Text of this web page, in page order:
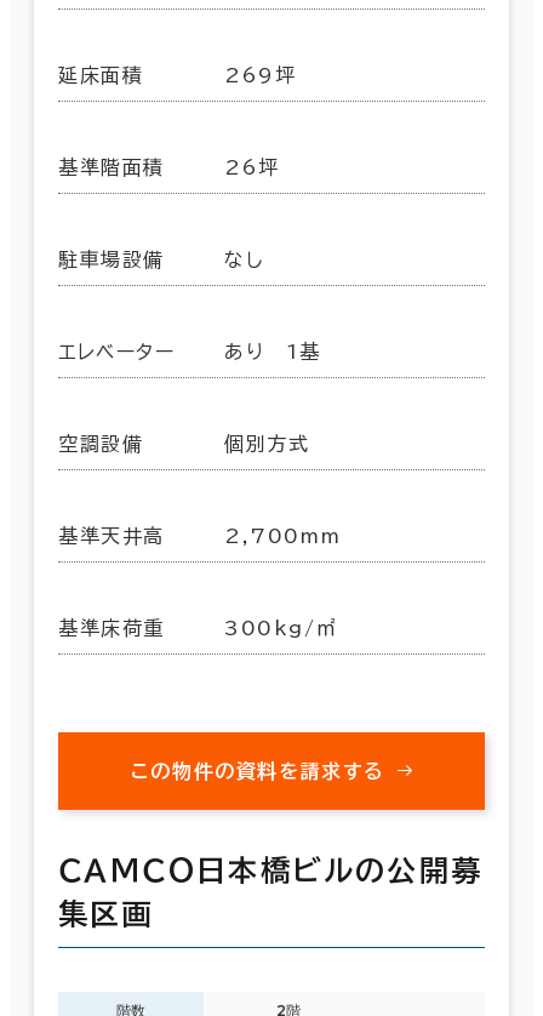
延床面積 269坪
基準階面積 26坪
駐車場設備 なし
エレベーター あり 1基
空調設備 個別方式
基準天井高 2,700mm
基準床荷重 300kg/㎡
この物件の資料を請求する
ＣＡＭＣＯ日本橋ビルの公開募
集区画
階数 2階